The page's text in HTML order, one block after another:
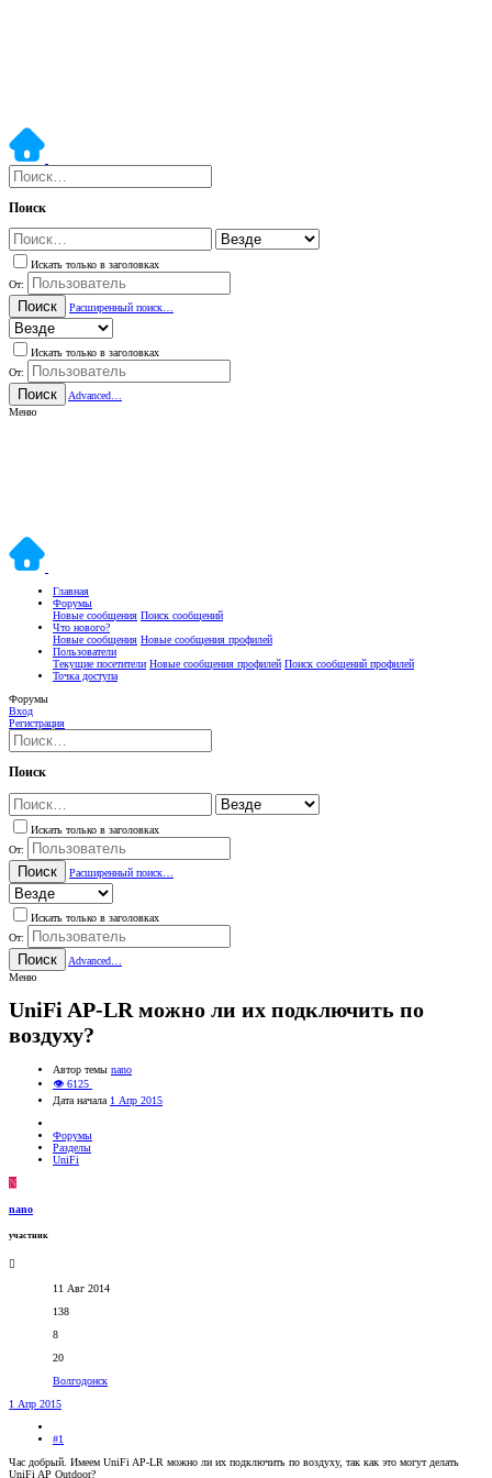
Поиск
Искать только в заголовках
От:
Поиск Расширенный поиск…
Искать только в заголовках
От:
Поиск
Advanced…
Меню
Главная
Форумы
Новые сообщения Поиск сообщений
Что нового?
Новые сообщения Новые сообщения профилей
Пользователи
Текущие посетители Новые сообщения профилей Поиск сообщений профилей
Точка доступа
Форумы
Вход
Регистрация
Поиск
Искать только в заголовках
От:
Поиск Расширенный поиск…
Искать только в заголовках
От:
Поиск
Advanced…
Меню
UniFi AP-LR можно ли их подключить по
воздуху?
Автор темы nano
👁 6125
Дата начала 1 Апр 2015
Форумы
Разделы
UniFi
N
nano
участник
11 Авг 2014
138
8
20
Волгодонск
1 Апр 2015
#1
Час добрый. Имеем UniFi AP-LR можно ли их подключить по воздуху, так как это могут делать
UniFi AP Outdoor?